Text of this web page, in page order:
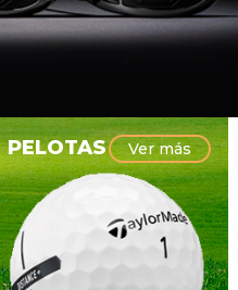
PELOTAS Ver más